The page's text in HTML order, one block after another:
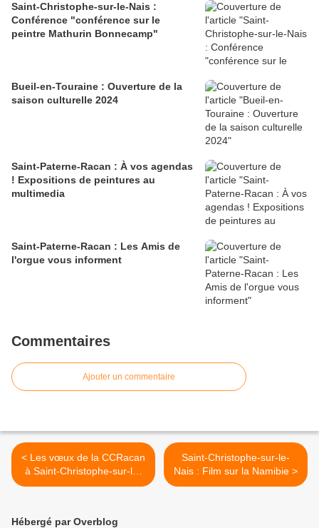
Saint-Christophe-sur-le-Nais :
Conférence "conférence sur le
peintre Mathurin Bonnecamp"
Bueil-en-Touraine : Ouverture de la
saison culturelle 2024
Saint-Paterne-Racan : À vos agendas
! Expositions de peintures au
multimedia
Saint-Paterne-Racan : Les Amis de
l'orgue vous informent
Commentaires
Ajouter un commentaire
< Les vœux de la CCRacan
à Saint-Christophe-sur-le-
Nais
Saint-Christophe-sur-le-
Nais : Film sur la Namibie >
Hébergé par Overblog